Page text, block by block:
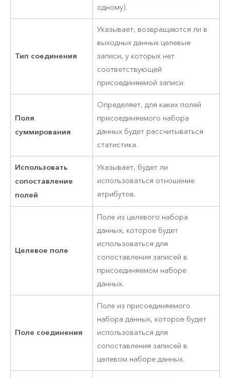
одному).
Тип соединения
Указывает, возвращаются ли в
выходных данных целевые
записи, у которых нет
соответствующей
присоединяемой записи.
Поля
суммирования
Определяет, для каких полей
присоединяемого набора
данных будет рассчитываться
статистика.
Использовать
сопоставление
полей
Указывает, будет ли
использоваться отношение
атрибутов.
Целевое поле
Поле из целевого набора
данных, которое будет
использоваться для
сопоставления записей в
присоединяемом наборе
данных.
Поле соединения
Поле из присоединяемого
набора данных, которое будет
использоваться для
сопоставления записей в
целевом наборе данных.